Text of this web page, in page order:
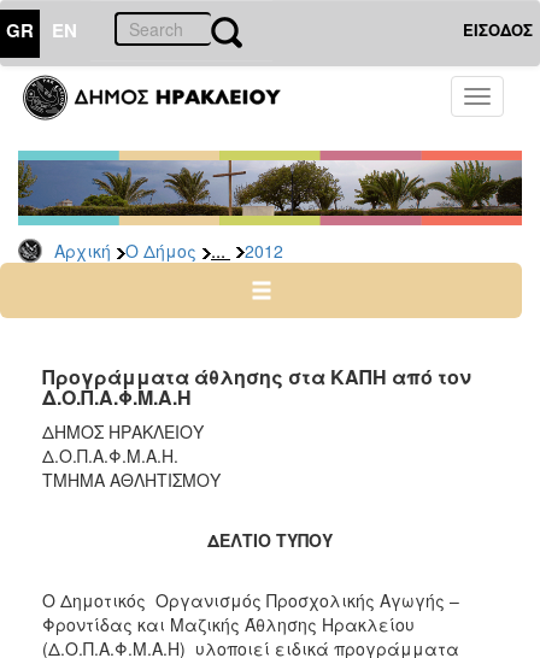
GR EN ΕΙΣΟΔΟΣ
Toggle
Αρχική Ο Δήμος ... 2012
ΔΗΜΟΣ
Δελτία
Τύπου
Αρχείο
2026
2024
2022
2021
2020
2016
2015
Προγράμματα άθλησης στα ΚΑΠΗ από τον
Δ.Ο.Π.Α.Φ.Μ.Α.Η
ΔΗΜΟΣ ΗΡΑΚΛΕΙΟΥ
Δ.Ο.Π.Α.Φ.Μ.Α.Η.
ΤΜΗΜΑ ΑΘΛΗΤΙΣΜΟΥ
ΔΕΛΤΙΟ ΤΥΠΟΥ
Ο Δημοτικός Οργανισμός Προσχολικής Αγωγής –
Φροντίδας και Μαζικής Άθλησης Ηρακλείου
(Δ.Ο.Π.Α.Φ.Μ.Α.Η) υλοποιεί ειδικά προγράμματα